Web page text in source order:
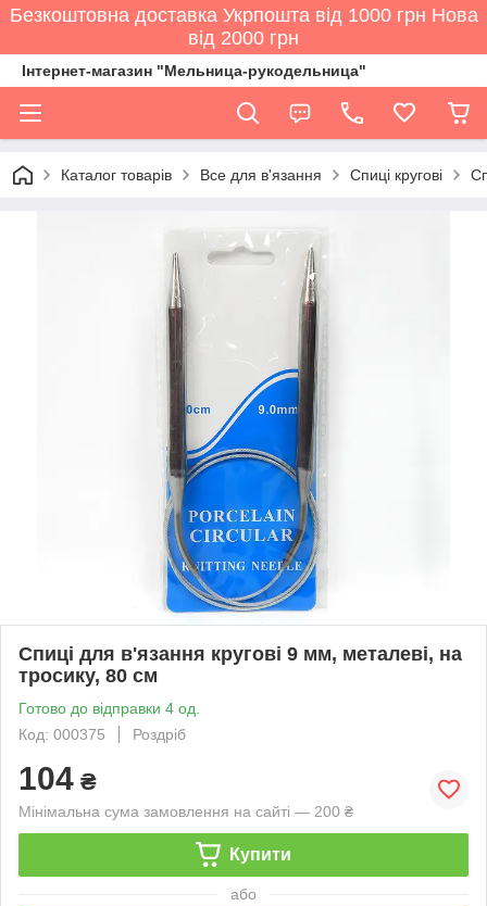
Безкоштовна доставка Укрпошта від 1000 грн Нова
від 2000 грн
Інтернет-магазин "Мельница-рукодельница"
Каталог товарів Все для в'язання Спиці кругові
Спиці для в'язання кругові 9 мм, металеві, на
тросику, 80 см
Готово до відправки 4 од.
Код: 000375
Роздріб
104 ₴
Мінімальна сума замовлення на сайті — 200 ₴
Купити
або